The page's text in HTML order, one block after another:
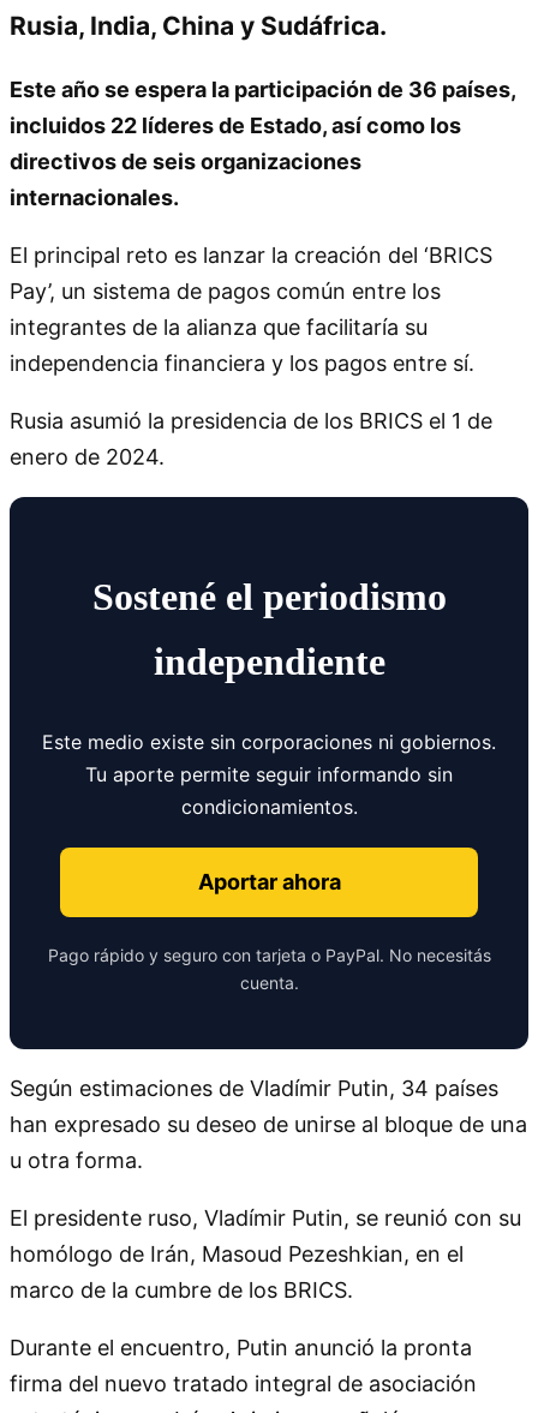
Rusia, India, China y Sudáfrica.
Este año se espera la participación de 36 países,
incluidos 22 líderes de Estado, así como los
directivos de seis organizaciones
internacionales.
El principal reto es lanzar la creación del ‘BRICS
Pay’, un sistema de pagos común entre los
integrantes de la alianza que facilitaría su
independencia financiera y los pagos entre sí.
Rusia asumió la presidencia de los BRICS el 1 de
enero de 2024.
Sostené el periodismo
independiente
Este medio existe sin corporaciones ni gobiernos.
Tu aporte permite seguir informando sin
condicionamientos.
Aportar ahora
Pago rápido y seguro con tarjeta o PayPal. No necesitás
cuenta.
Según estimaciones de Vladímir Putin, 34 países
han expresado su deseo de unirse al bloque de una
u otra forma.
El presidente ruso, Vladímir Putin, se reunió con su
homólogo de Irán, Masoud Pezeshkian, en el
marco de la cumbre de los BRICS.
Durante el encuentro, Putin anunció la pronta
firma del nuevo tratado integral de asociación